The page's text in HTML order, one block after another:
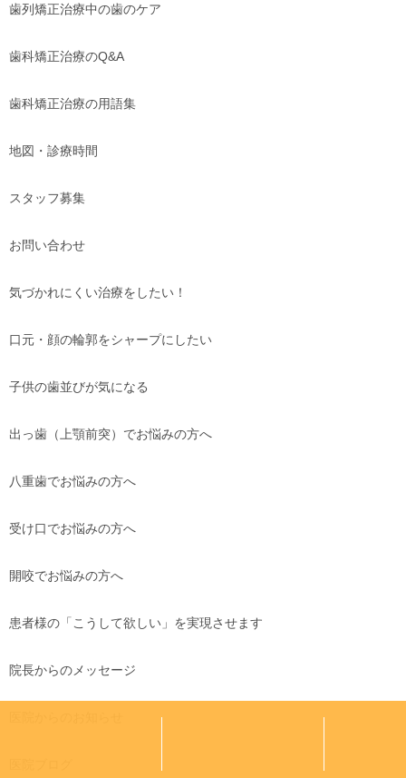
歯列矯正治療中の歯のケア
歯科矯正治療のQ&A
歯科矯正治療の用語集
地図・診療時間
スタッフ募集
お問い合わせ
気づかれにくい治療をしたい！
口元・顔の輪郭をシャープにしたい
子供の歯並びが気になる
出っ歯（上顎前突）でお悩みの方へ
八重歯でお悩みの方へ
受け口でお悩みの方へ
開咬でお悩みの方へ
患者様の「こうして欲しい」を実現させます
院長からのメッセージ